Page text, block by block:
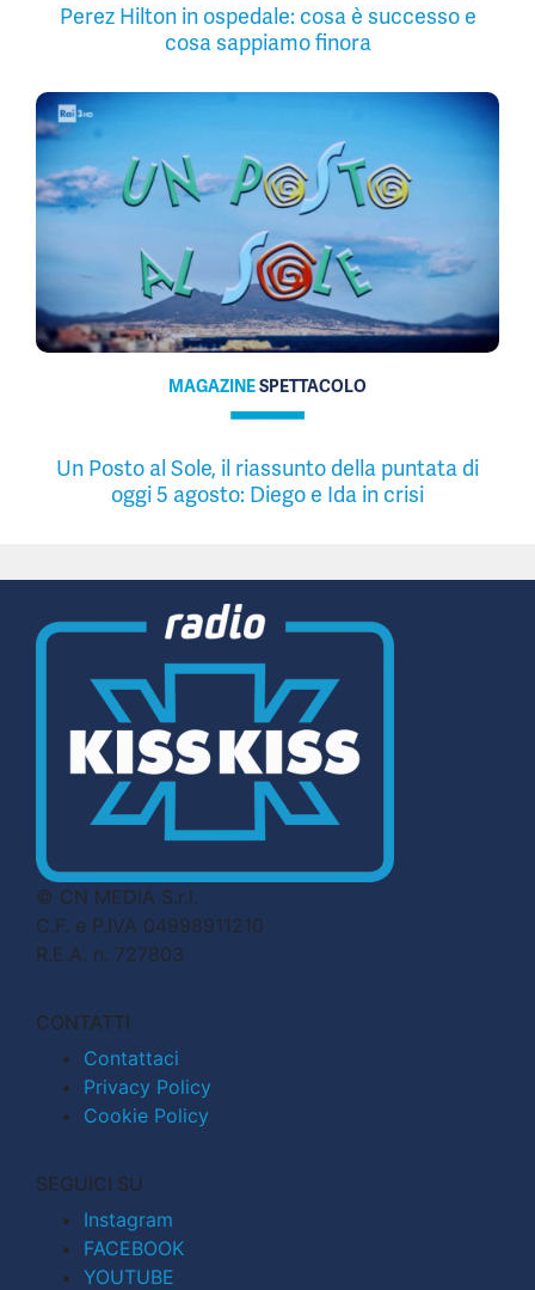
Perez Hilton in ospedale: cosa è successo e
cosa sappiamo finora
MAGAZINESPETTACOLO
Un Posto al Sole, il riassunto della puntata di
oggi 5 agosto: Diego e Ida in crisi
© CN MEDIA S.r.l.
C.F. e P.IVA 04998911210
R.E.A. n. 727803
CONTATTI
Contattaci
Privacy Policy
Cookie Policy
SEGUICI SU
Instagram
FACEBOOK
YOUTUBE